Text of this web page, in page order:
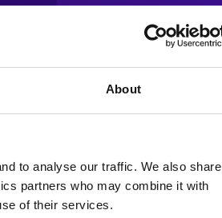
About
to analyse our traffic. We also share
partners who may combine it with
of their services.